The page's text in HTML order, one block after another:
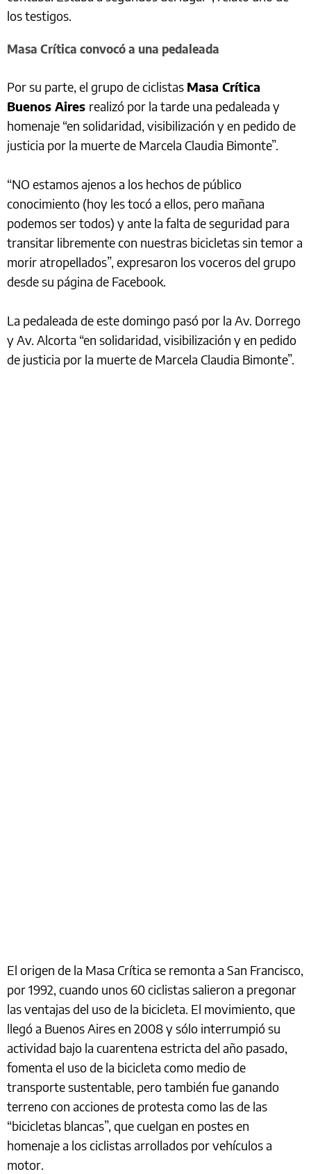
los testigos.
Masa Crítica convocó a una pedaleada
Por su parte, el grupo de ciclistas Masa Crítica
Buenos Aires realizó por la tarde una pedaleada y
homenaje “en solidaridad, visibilización y en pedido de
justicia por la muerte de Marcela Claudia Bimonte”.
“NO estamos ajenos a los hechos de público
conocimiento (hoy les tocó a ellos, pero mañana
podemos ser todos) y ante la falta de seguridad para
transitar libremente con nuestras bicicletas sin temor a
morir atropellados”, expresaron los voceros del grupo
desde su página de Facebook.
La pedaleada de este domingo pasó por la Av. Dorrego
y Av. Alcorta “en solidaridad, visibilización y en pedido
de justicia por la muerte de Marcela Claudia Bimonte”.
El origen de la Masa Crítica se remonta a San Francisco,
por 1992, cuando unos 60 ciclistas salieron a pregonar
las ventajas del uso de la bicicleta. El movimiento, que
llegó a Buenos Aires en 2008 y sólo interrumpió su
actividad bajo la cuarentena estricta del año pasado,
fomenta el uso de la bicicleta como medio de
transporte sustentable, pero también fue ganando
terreno con acciones de protesta como las de las
“bicicletas blancas”, que cuelgan en postes en
homenaje a los ciclistas arrollados por vehículos a
motor.